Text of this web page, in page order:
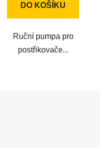
DO KOŠÍKU
Ruční pumpa pro
postřikovače...